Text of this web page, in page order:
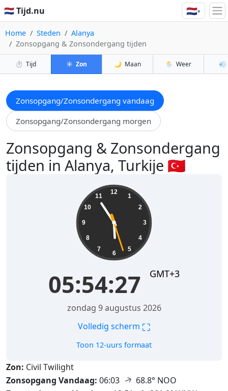
🇳🇱 Tijd.nu 🇳🇱▾
Home Steden
Alanya
Zonsopgang & Zonsondergang tijden
⏱️ Tijd ☀️ Zon 🌙 Maan 🌦️ Weer 💨
Zonsopgang/Zonsondergang vandaag
Zonsopgang/Zonsondergang morgen
Zonsopgang & Zonsondergang
tijden in Alanya, Turkije 🇹🇷
12
1
2
3
4
5
6
7
8
9
10
11
05:54:28 GMT+3
zondag 9 augustus 2026
Volledig scherm ⛶
Toon 12-uurs formaat
Zon: Civil Twilight
Zonsopgang Vandaag: 06:03 ↑ 68.8° NOO